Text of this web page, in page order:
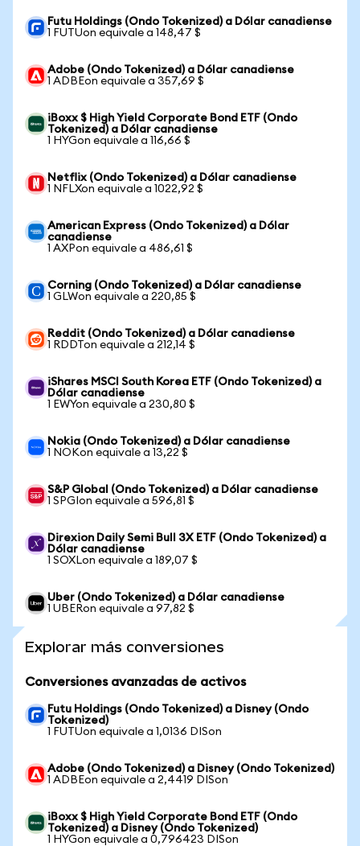
Futu Holdings (Ondo Tokenized) a Dólar canadiense
1 FUTUon equivale a 148,47 $
Adobe (Ondo Tokenized) a Dólar canadiense
1 ADBEon equivale a 357,69 $
iBoxx $ High Yield Corporate Bond ETF (Ondo
Tokenized) a Dólar canadiense
1 HYGon equivale a 116,66 $
Netflix (Ondo Tokenized) a Dólar canadiense
1 NFLXon equivale a 1022,92 $
American Express (Ondo Tokenized) a Dólar
canadiense
1 AXPon equivale a 486,61 $
Corning (Ondo Tokenized) a Dólar canadiense
1 GLWon equivale a 220,85 $
Reddit (Ondo Tokenized) a Dólar canadiense
1 RDDTon equivale a 212,14 $
iShares MSCI South Korea ETF (Ondo Tokenized) a
Dólar canadiense
1 EWYon equivale a 230,80 $
Nokia (Ondo Tokenized) a Dólar canadiense
1 NOKon equivale a 13,22 $
S&P Global (Ondo Tokenized) a Dólar canadiense
1 SPGIon equivale a 596,81 $
Direxion Daily Semi Bull 3X ETF (Ondo Tokenized) a
Dólar canadiense
1 SOXLon equivale a 189,07 $
Uber (Ondo Tokenized) a Dólar canadiense
1 UBERon equivale a 97,82 $
Explorar más conversiones
Conversiones avanzadas de activos
Futu Holdings (Ondo Tokenized) a Disney (Ondo
Tokenized)
1 FUTUon equivale a 1,0136 DISon
Adobe (Ondo Tokenized) a Disney (Ondo Tokenized)
1 ADBEon equivale a 2,4419 DISon
iBoxx $ High Yield Corporate Bond ETF (Ondo
Tokenized) a Disney (Ondo Tokenized)
1 HYGon equivale a 0,796423 DISon